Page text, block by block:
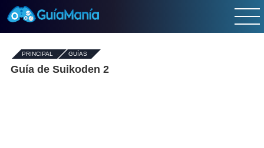
PRINCIPAL - GUÍAS-
Guía de Suikoden 2